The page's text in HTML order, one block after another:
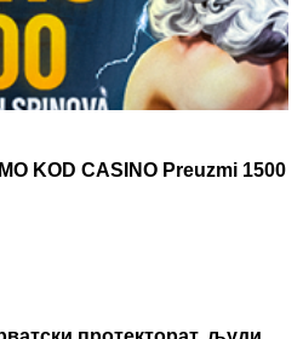
KOD CASINO Preuzmi 1500